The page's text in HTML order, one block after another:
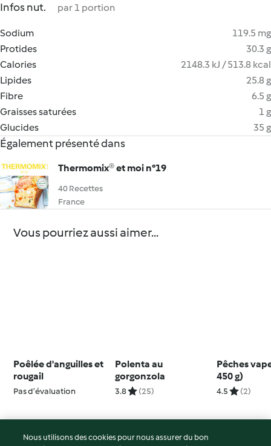
Infos nut. par 1 portion
Sodium
119.5 mg
Protides
30.3 g
Calories
2148.3 kJ / 513.8 kcal
Lipides
25.8 g
Fibre
6.5 g
Graisses saturées
1 g
Glucides
35 g
Également présenté dans
Thermomix® et moi n°19
40 Recettes
France
Vous pourriez aussi aimer...
Poêlée d'anguilles et
rougail
Pas d’évaluation
Polenta au
gorgonzola
3.8 (25)
Pêches
450 g)
4.5 (2)
Nous utilisons des cookies pour nous assurer du bon